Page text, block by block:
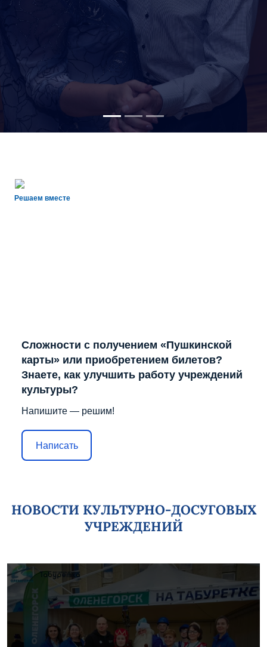
Решаем вместе
Сложности с получением «Пушкинской
карты» или приобретением билетов?
Знаете, как улучшить работу учреждений
культуры?
Напишите — решим!
Написать
НОВОСТИ КУЛЬТУРНО-ДОСУГОВЫХ
УЧРЕЖДЕНИЙ